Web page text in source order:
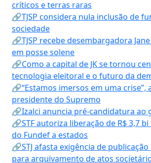
críticos e terras raras
🔗TJSP considera nula inclusão de
sociedade
🔗TJSP recebe desembargadora
em posse solene
🔗Como a capital de JK se tornou
tecnologia eleitoral e o futuro da
🔗“Estamos imersos em uma crise”,
presidente do Supremo
🔗Izalci anuncia pré-candidatura ao
🔗STF autoriza liberação de R$ 3,7
do Fundef a estados
🔗STJ afasta exigência de
para arquivamento de atos